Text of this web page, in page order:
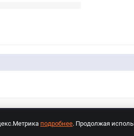
подробнее. Продолжая